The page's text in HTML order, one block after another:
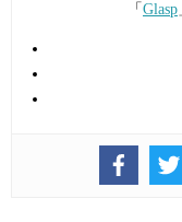
「 Glasp